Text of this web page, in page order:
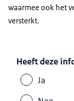
waarmee ook het
versterkt.
Heeft deze
Ja